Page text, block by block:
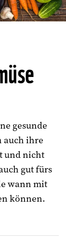
©
gesunde
auch ihre
und nicht
gut fürs
wann mit
können.